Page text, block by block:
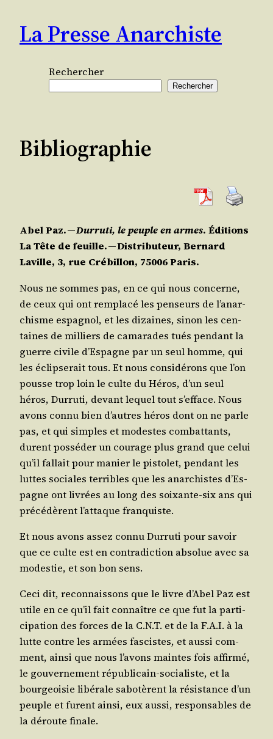
contenu
La Presse Anarchiste
Rechercher
Rechercher
Bibliographie
Abel Paz. —Dur­ru­ti, le peuple en armes. Édi­tions
La Tête de feuille. — Dis­tri­bu­teur, Ber­nard
Laville, 3, rue Cré­billon, 75006 Paris.
Nous ne sommes pas, en ce qui nous concerne,
de ceux qui ont rem­pla­cé les pen­seurs de l’a­nar­
chisme espa­gnol, et les dizaines, sinon les cen­
taines de mil­liers de cama­rades tués pen­dant la
guerre civile d’Es­pagne par un seul homme, qui
les éclip­se­rait tous. Et nous consi­dé­rons que l’on
pousse trop loin le culte du Héros, d’un seul
héros, Dur­ru­ti, devant lequel tout s’ef­face. Nous
avons connu bien d’autres héros dont on ne parle
pas, et qui simples et modestes com­bat­tants,
durent pos­sé­der un cou­rage plus grand que celui
qu’il fal­lait pour manier le pis­to­let, pen­dant les
luttes sociales ter­ribles que les anar­chistes d’Es­
pagne ont livrées au long des soixante-six ans qui
pré­cé­dèrent l’at­taque franquiste.
Et nous avons assez connu Dur­ru­ti pour savoir
que ce culte est en contra­dic­tion abso­lue avec sa
modes­tie, et son bon sens.
Ceci dit, recon­nais­sons que le livre d’A­bel Paz est
utile en ce qu’il fait connaître ce que fut la par­ti­
ci­pa­tion des forces de la C.N.T. et de la F.A.I. à la
lutte contre les armées fas­cistes, et aus­si com­
ment, ain­si que nous l’a­vons maintes fois affir­mé,
le gou­ver­ne­ment répu­bli­cain-socia­liste, et la
bour­geoi­sie libé­rale sabo­tèrent la résis­tance d’un
peuple et furent ain­si, eux aus­si, res­pon­sables de
la déroute finale.